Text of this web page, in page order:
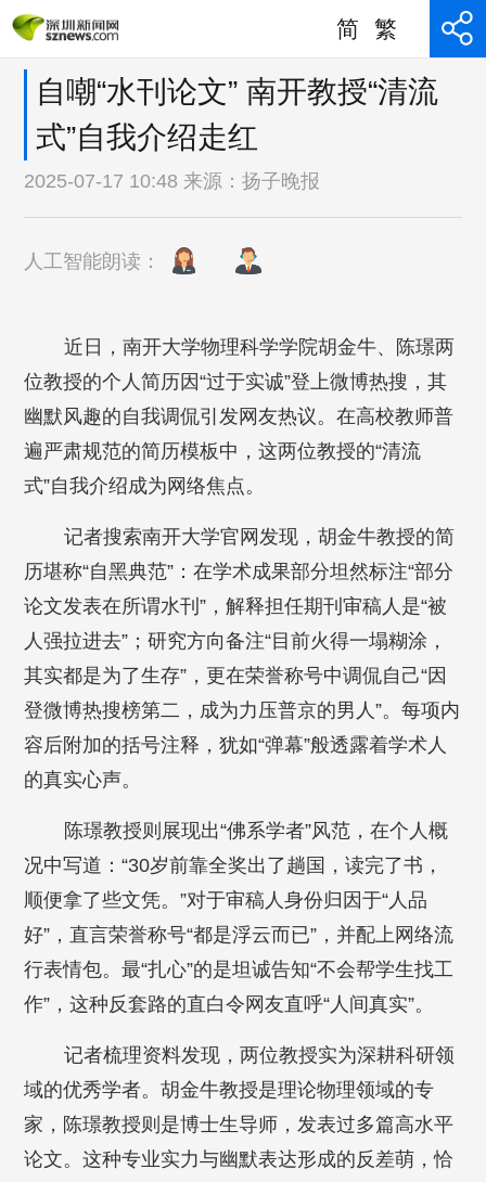
简 繁
自嘲“水刊论文” 南开教授“清流
式”自我介绍走红
2025-07-17 10:48 来源：扬子晚报
人工智能朗读：
近日，南开大学物理科学学院胡金牛、陈璟两
位教授的个人简历因“过于实诚”登上微博热搜，其
幽默风趣的自我调侃引发网友热议。在高校教师普
遍严肃规范的简历模板中，这两位教授的“清流
式”自我介绍成为网络焦点。
记者搜索南开大学官网发现，胡金牛教授的简
历堪称“自黑典范”：在学术成果部分坦然标注“部分
论文发表在所谓水刊”，解释担任期刊审稿人是“被
人强拉进去”；研究方向备注“目前火得一塌糊涂，
其实都是为了生存”，更在荣誉称号中调侃自己“因
登微博热搜榜第二，成为力压普京的男人”。每项内
容后附加的括号注释，犹如“弹幕”般透露着学术人
的真实心声。
陈璟教授则展现出“佛系学者”风范，在个人概
况中写道：“30岁前靠全奖出了趟国，读完了书，
顺便拿了些文凭。”对于审稿人身份归因于“人品
好”，直言荣誉称号“都是浮云而已”，并配上网络流
行表情包。最“扎心”的是坦诚告知“不会帮学生找工
作”，这种反套路的直白令网友直呼“人间真实”。
记者梳理资料发现，两位教授实为深耕科研领
域的优秀学者。胡金牛教授是理论物理领域的专
家，陈璟教授则是博士生导师，发表过多篇高水平
论文。这种专业实力与幽默表达形成的反差萌，恰